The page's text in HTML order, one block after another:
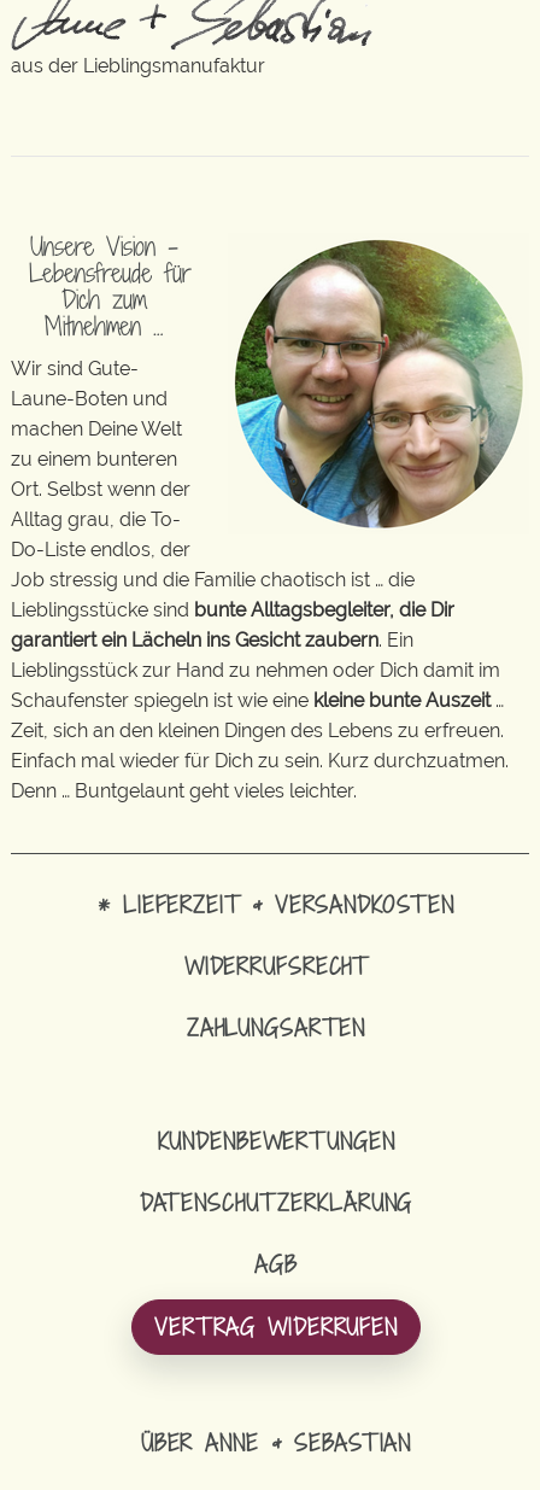
aus der Lieblingsmanufaktur
Unsere Vision –
Lebensfreude für
Dich zum
Mitnehmen …
Wir sind Gute-
Laune-Boten und
machen Deine Welt
zu einem bunteren
Ort. Selbst wenn der
Alltag grau, die To-
Do-Liste endlos, der
Job stressig und die Familie chaotisch ist … die
Lieblingsstücke sind bunte Alltagsbegleiter, die Dir
garantiert ein Lächeln ins Gesicht zaubern. Ein
Lieblingsstück zur Hand zu nehmen oder Dich damit im
Schaufenster spiegeln ist wie eine kleine bunte Auszeit…
Zeit, sich an den kleinen Dingen des Lebens zu erfreuen.
Einfach mal wieder für Dich zu sein. Kurz durchzuatmen.
Denn … Buntgelaunt geht vieles leichter.
* LIEFERZEIT & VERSANDKOSTEN
WIDERRUFSRECHT
ZAHLUNGSARTEN
KUNDENBEWERTUNGEN
DATENSCHUTZERKLÄRUNG
AGB
VERTRAG WIDERRUFEN
ÜBER ANNE & SEBASTIAN